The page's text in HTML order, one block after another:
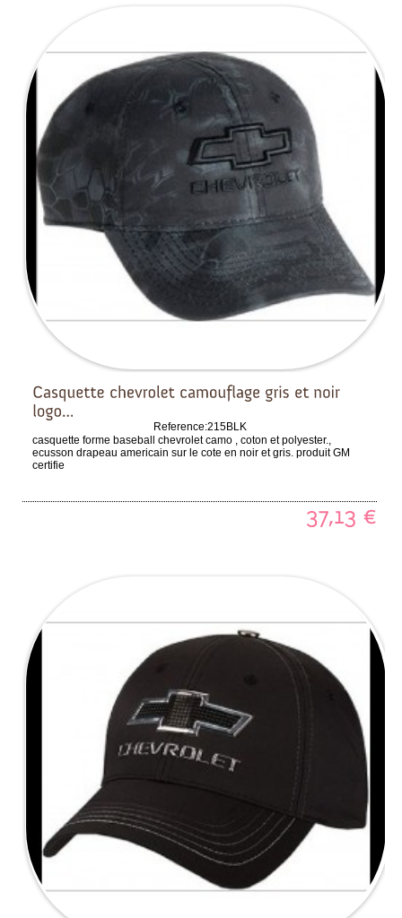
Reference:215BLK
casquette forme baseball chevrolet camo , coton et polyester.,
ecusson drapeau americain sur le cote en noir et gris. produit GM
certifie